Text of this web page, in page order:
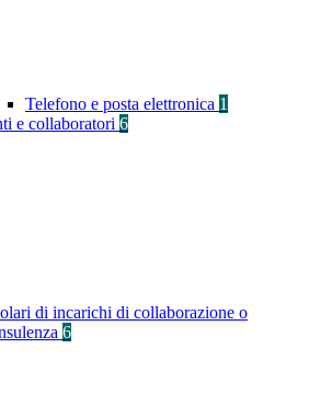
Telefono e posta elettronica 1
e collaboratori 6
di incarichi di collaborazione o
6